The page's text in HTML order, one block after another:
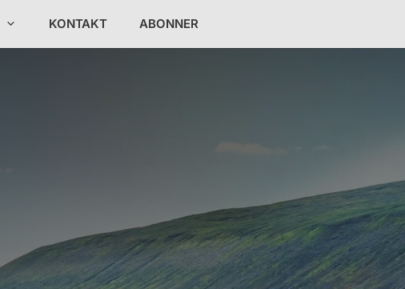
KONTAKT ABONNER